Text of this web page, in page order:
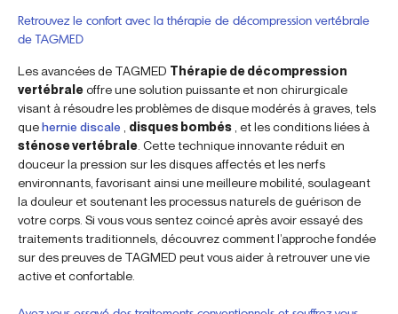
Retrouvez le confort avec la thérapie de décompression vertébrale
de TAGMED
Les avancées de TAGMED Thérapie de décompression
vertébraleoffre une solution puissante et non chirurgicale
visant à résoudre les problèmes de disque modérés à graves, tels
quehernie discale disques bombés , et les conditions liées à
sténose vertébrale . Cette technique innovante réduit en
douceur la pression sur les disques affectés et les nerfs
environnants, favorisant ainsi une meilleure mobilité, soulageant
la douleur et soutenant les processus naturels de guérison de
votre corps. Si vous vous sentez coincé après avoir essayé des
traitements traditionnels, découvrez comment l’approche fondée
sur des preuves de TAGMED peut vous aider à retrouver une vie
active et confortable.